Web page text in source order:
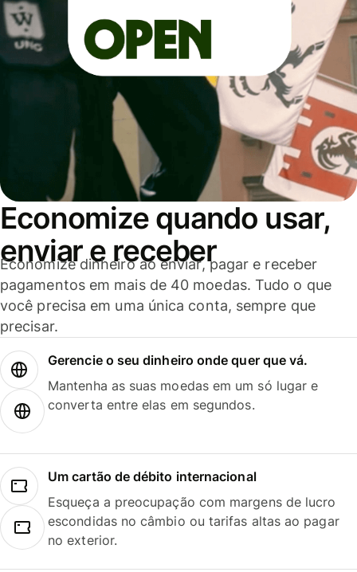
Economize quando usar,
enviar e receber
Economize dinheiro ao enviar, pagar e receber
pagamentos em mais de 40 moedas. Tudo o que
você precisa em uma única conta, sempre que
precisar.
Gerencie o seu dinheiro onde quer que vá.
Mantenha as suas moedas em um só lugar e
converta entre elas em segundos.
Um cartão de débito internacional
Esqueça a preocupação com margens de lucro
escondidas no câmbio ou tarifas altas ao pagar
no exterior.